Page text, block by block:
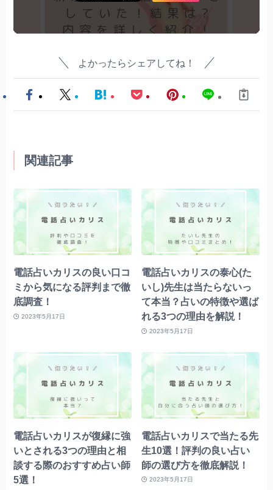
よかったらシェアしてね！
関連記事
電話占いカリスの良い口コ
ミから気になる評判まで徹
底調査！
2023年5月17日
電話占いカリスの泰心(た
いし)先生は当たらないっ
て本当？占いの特徴や選ば
れる3つの理由を解説！
2023年5月17日
電話占いカリスが復縁に強
いとされる3つの理由と相
談する際のおすすめ占い師
5選！
電話占いカリスで当たる先
生10選！評判の良い占い
師の選び方を徹底解説！
2023年5月17日